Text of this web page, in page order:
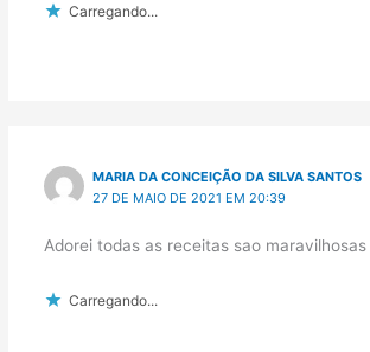
Carregando...
MARIA DA CONCEIÇÃO DA SILVA SANTOS
27 DE MAIO DE 2021 EM 20:39
Adorei todas as receitas sao maravilhosas
Carregando...